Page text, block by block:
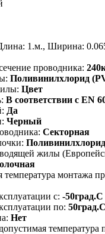
1.м., Ширина:
проводника:
Поливинилхлорид
Цвет
В соответствии с EN
Да
Черный
Секторная
жилы
температура монтажа
с: -50град.C
по: 50град.C
Нет
температура